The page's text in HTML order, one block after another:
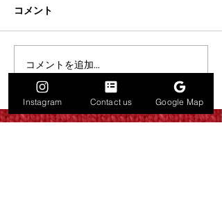
天才になれなかった全て
の人へ
コメント
コメントを追加…
Instagram Contact us Google Map